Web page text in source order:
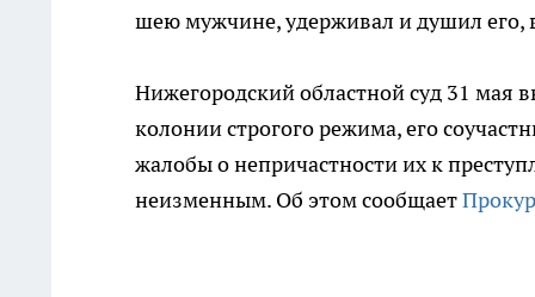
шею мужчине, удерживал и душил его,
Нижегородский областной суд 31 мая
колонии строгого режима, его
жалобы о непричастности их к
неизменным. Об этом сообщает